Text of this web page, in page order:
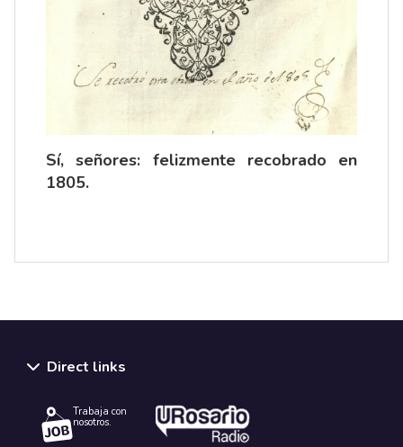
Sí, señores: felizmente recobrado en
1805.
Direct links
Trabaja con
nosotros.